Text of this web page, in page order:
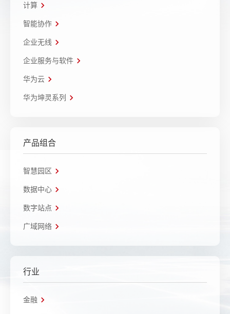
计算
智能协作
企业无线
企业服务与软件
华为云
华为坤灵系列
产品组合
智慧园区
数据中心
数字站点
广域网络
行业
金融